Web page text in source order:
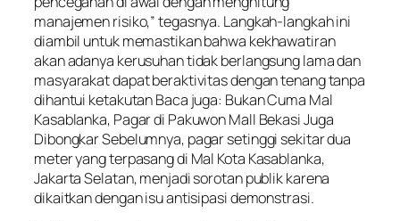
manajemen risiko,” tegasnya. Langkah-langkah ini
diambil untuk memastikan bahwa kekhawatiran
akan adanya kerusuhan tidak berlangsung lama dan
masyarakat dapat beraktivitas dengan tenang tanpa
dihantui ketakutan Baca juga: Bukan Cuma Mal
Kasablanka, Pagar di Pakuwon Mall Bekasi Juga
Dibongkar Sebelumnya, pagar setinggi sekitar dua
meter yang terpasang di Mal Kota Kasablanka,
Jakarta Selatan, menjadi sorotan publik karena
dikaitkan dengan isu antisipasi demonstrasi.